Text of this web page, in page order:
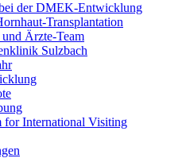
der DMEK-Entwicklung
Transplantation
und Ärzte-Team
Sulzbach
for International Visiting